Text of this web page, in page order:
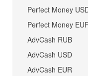
Perfect Money
Perfect Money
AdvCash RUB
AdvCash USD
AdvCash EUR